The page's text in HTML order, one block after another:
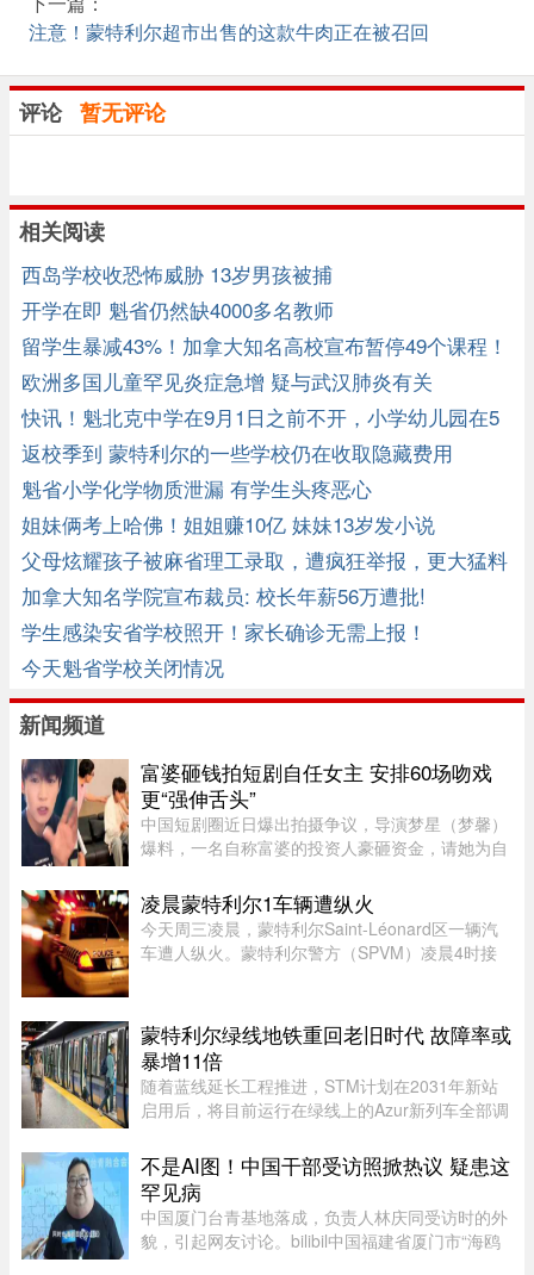
注意！蒙特利尔超市出售的这款牛肉正在被召回
评论 暂无评论
相关阅读
西岛学校收恐怖威胁 13岁男孩被捕
开学在即 魁省仍然缺4000多名教师
留学生暴减43%！加拿大知名高校宣布暂停49个课程！
欧洲多国儿童罕见炎症急增 疑与武汉肺炎有关
快讯！魁北克中学在9月1日之前不开，小学幼儿园在5
月重开
返校季到 蒙特利尔的一些学校仍在收取隐藏费用
魁省小学化学物质泄漏 有学生头疼恶心
姐妹俩考上哈佛！姐姐赚10亿 妹妹13岁发小说
父母炫耀孩子被麻省理工录取，遭疯狂举报，更大猛料
被挖出 ...
加拿大知名学院宣布裁员: 校长年薪56万遭批!
学生感染安省学校照开！家长确诊无需上报！
今天魁省学校关闭情况
新闻频道
富婆砸钱拍短剧自任女主 安排60场吻戏
更“强伸舌头”
中国短剧圈近日爆出拍摄争议，导演梦星（梦馨）
爆料，一名自称富婆的投资人豪砸资金，请她为自
主角，并亲选男主角演员，还要求剧中安排60多场
吻戏。男主角演员钟宇飞近 ...
凌晨蒙特利尔1车辆遭纵火
今天周三凌晨，蒙特利尔Saint-Léonard区一辆汽
车遭人纵火。蒙特利尔警方（SPVM）凌晨4时接
Chèvrefils表示，警员抵达现场时，火 ...
蒙特利尔绿线地铁重回老旧时代 故障率或
暴增11倍
随着蓝线延长工程推进，STM计划在2031年新站
启用后，将目前运行在绿线上的Azur新列车全部调
客流量最高的绿线可能几乎全部由服役多年的MR-
73老旧列车运营。Projet Montr ...
不是AI图！中国干部受访照掀热议 疑患这
罕见病
中国厦门台青基地落成，负责人林庆同受访时的外
貌，引起网友讨论。bilibil中国福建省厦门市“海鸥